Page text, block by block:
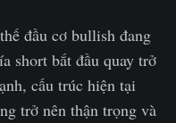
đầu cơ bullish đang
short bắt đầu quay trở
cấu trúc hiện tại
trở nên thận trọng và